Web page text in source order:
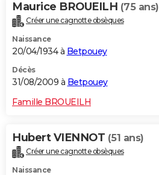
Maurice BROUEILH (75 ans)
Créer une cagnotte obsèques
Naissance
20/04/1934 à Betpouey
Décès
31/08/2009 à Betpouey
Famille BROUEILH
Hubert VIENNOT (51 ans)
Créer une cagnotte obsèques
Naissance